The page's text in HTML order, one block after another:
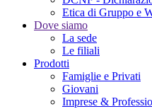
Etica di Gruppo e
Dove siamo
La sede
Le filiali
Prodotti
Famiglie e Privati
Giovani
Imprese &